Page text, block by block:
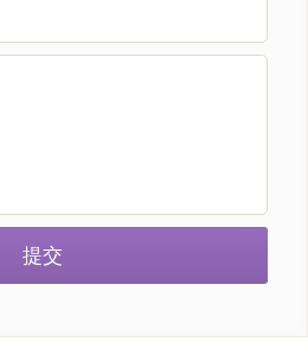
提交